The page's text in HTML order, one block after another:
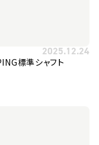
2025.12.24
標準シャフト